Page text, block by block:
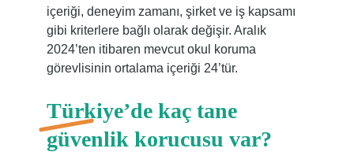
içeriği, deneyim zamanı, şirket ve iş kapsamı
gibi kriterlere bağlı olarak değişir. Aralık
2024’ten itibaren mevcut okul koruma
görevlisinin ortalama içeriği 24’tür.
Türkiye’de kaç tane
güvenlik korucusu var?